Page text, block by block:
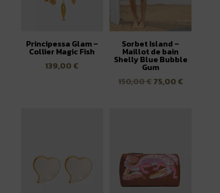
Principessa Glam –
Collier Magic Fish
139,00 €
Sorbet Island –
Maillot de bain
Shelly Blue Bubble
Gum
150,00€ Le
75,00 €Le